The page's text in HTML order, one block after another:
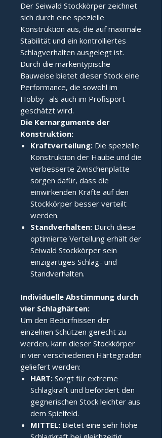
Der Seiwald Stockkörper zeichnet
sich durch eine spezielle
Konstruktion aus, die auf maximale
Stabilität und ein kontrolliertes
Schlagverhalten ausgelegt ist.
Durch die markentypische
Bauweise bietet dieser Stock eine
Performance, die sowohl im
Hobby- als auch im Profisport
geschätzt wird.
Die Kernargumente der
Konstruktion:
Kraftverteilung: Die spezielle
Konstruktion der Haube und die
verbesserte Zwischenplatte
sorgen dafür, dass die
einwirkenden Kräfte auf den
Stockkörper besser verteilt
werden.
Standverhalten: Durch diese
optimierte Verteilung erhält der
Seiwald Stockkörper sein
einzigartiges Schlag- und
Standverhalten.
Individuelle Abstimmung durch
vier Schlaghärten:
Um den Bedürfnissen der
einzelnen Schützen gerecht zu
werden, kann dieser Stockkörper
in vier verschiedenen Härtegraden
geliefert werden:
HART: Sorgt für extreme
Schlagkraft und befördert den
gegnerischen Stock leichter aus
dem Spielfeld.
MITTEL: Bietet eine sehr hohe